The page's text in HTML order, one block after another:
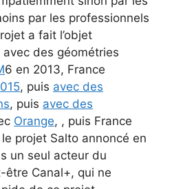
par les professionnels
a fait l’objet
avec des géométries
6 en 2013, France
, puis avec des
, puis avec des
Orange, , puis France
projet Salto annoncé en
un seul acteur du
Canal+, qui ne